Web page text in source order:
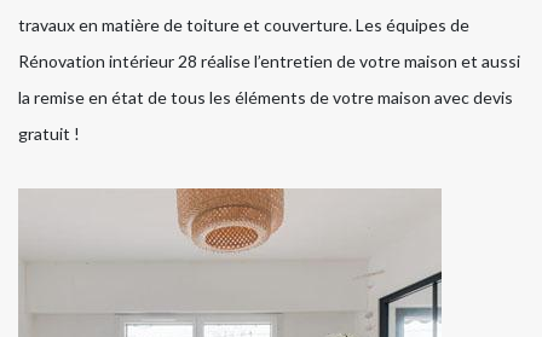
travaux en matière de toiture et couverture. Les équipes de
Rénovation intérieur 28 réalise l’entretien de votre maison et aussi
la remise en état de tous les éléments de votre maison avec devis
gratuit !